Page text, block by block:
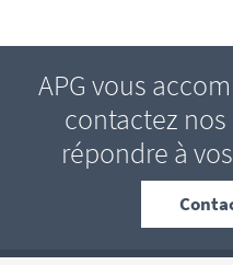
APG vous
contactez
répondre à